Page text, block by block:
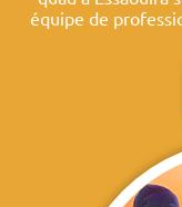
équipe de